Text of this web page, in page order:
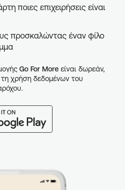
ποιες επιχειρήσεις είναι
προσκαλώντας έναν φίλο
Go For More είναι δωρεάν,
χρήση δεδομένων του